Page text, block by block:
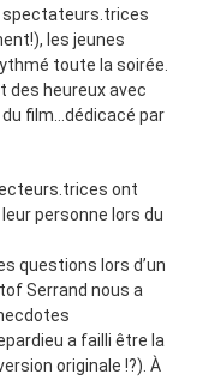
spectateurs.trices
les jeunes
toute la soirée.
des heureux avec
du film…dédicacé par
questions lors d’un
Serrand nous a
a failli être la
originale !?). À